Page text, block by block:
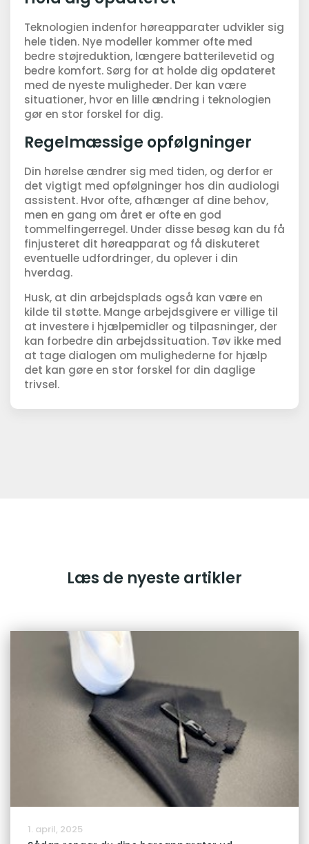
Teknologien indenfor høreapparater udvikler sig
hele tiden. Nye modeller kommer ofte med
bedre støjreduktion, længere batterilevetid og
bedre komfort. Sørg for at holde dig opdateret
med de nyeste muligheder. Der kan være
situationer, hvor en lille ændring i teknologien
gør en stor forskel for dig.
Regelmæssige opfølgninger
Din hørelse ændrer sig med tiden, og derfor er
det vigtigt med opfølgninger hos din audiologi
assistent. Hvor ofte, afhænger af dine behov,
men en gang om året er ofte en god
tommelfingerregel. Under disse besøg kan du få
finjusteret dit høreapparat og få diskuteret
eventuelle udfordringer, du oplever i din
hverdag.
Husk, at din arbejdsplads også kan være en
kilde til støtte. Mange arbejdsgivere er villige til
at investere i hjælpemidler og tilpasninger, der
kan forbedre din arbejdssituation. Tøv ikke med
at tage dialogen om mulighederne for hjælp
det kan gøre en stor forskel for din daglige
trivsel.
Læs de nyeste artikler
1. april, 2025